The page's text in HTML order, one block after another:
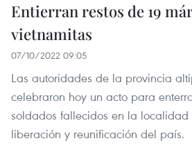
Entierran restos de 19
vietnamitas
07/10/2022 09:05
Las autoridades de la provincia
celebraron hoy un acto para
soldados fallecidos en la
liberación y reunificación del país.